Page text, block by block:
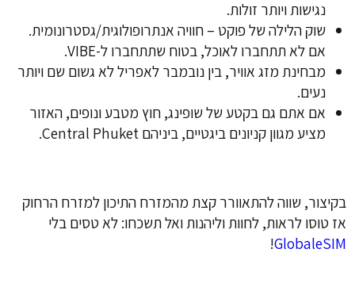
נגישות ויותר זולות.
שוק הלילה של פוקט – חוויה אנתרופולוגית/גסטרונומית.
אם לא תתחברו לאוכל, בטוח שתתחברו ל-VIBE
.
מבחינת מזג אוויר, בין נובמבר לאפריל לא גשום שם ויותר
נעים.
אם אתם גם בקטע של שופינג, חוץ מטבע ונופים, האזור
מציע מגוון קניונים ביגטיים, ביניהם Central Phuket‬.
בקיצור, שווה להתאוורר קצת מהמזרח התיכון למזרח הרחוק
אז טוסו לראות, לחוות וליהנותואל תשכחו: לא טסים בלי
GlobaleSIM
!